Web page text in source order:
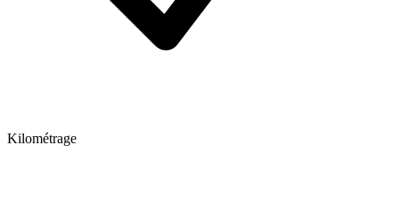
Kilométrage